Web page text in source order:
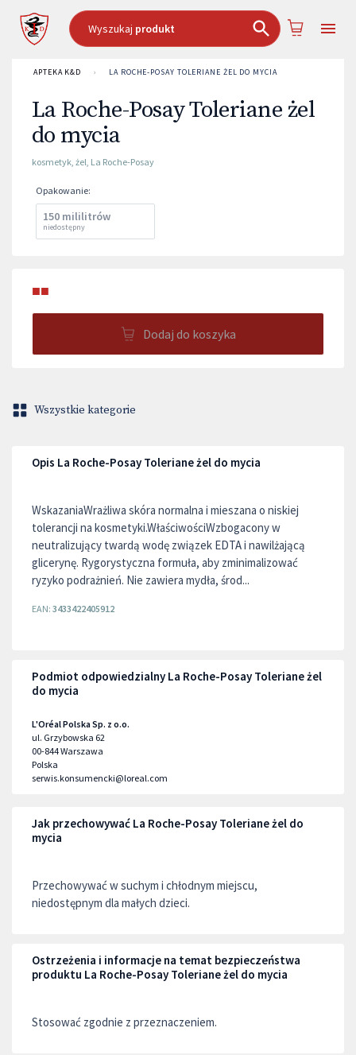
Wyszukaj produkt
APTEKA K&D › LA ROCHE-POSAY TOLERIANE ŻEL DO MYCIA
La Roche-Posay Toleriane żel
do mycia
kosmetyk, żel, La Roche-Posay
Opakowanie:
150 mililitrów
niedostępny
■■
Dodaj do koszyka
Wszystkie kategorie
Opis La Roche-Posay Toleriane żel do mycia
WskazaniaWrażliwa skóra normalna i mieszana o niskiej
tolerancji na kosmetyki.WłaściwościWzbogacony w
neutralizujący twardą wodę związek EDTA i nawilżającą
glicerynę. Rygorystyczna formuła, aby zminimalizować
ryzyko podrażnień. Nie zawiera mydła, środ...
EAN: 3433422405912
Podmiot odpowiedzialny La Roche-Posay Toleriane żel
do mycia
L'Oréal Polska Sp. z o.o.
ul. Grzybowska 62
00-844Warszawa
Polska
serwis.konsumencki@loreal.com
Jak przechowywać La Roche-Posay Toleriane żel do
mycia
Przechowywać w suchym i chłodnym miejscu,
niedostępnym dla małych dzieci.
Ostrzeżenia i informacje na temat bezpieczeństwa
produktu La Roche-Posay Toleriane żel do mycia
Stosować zgodnie z przeznaczeniem.